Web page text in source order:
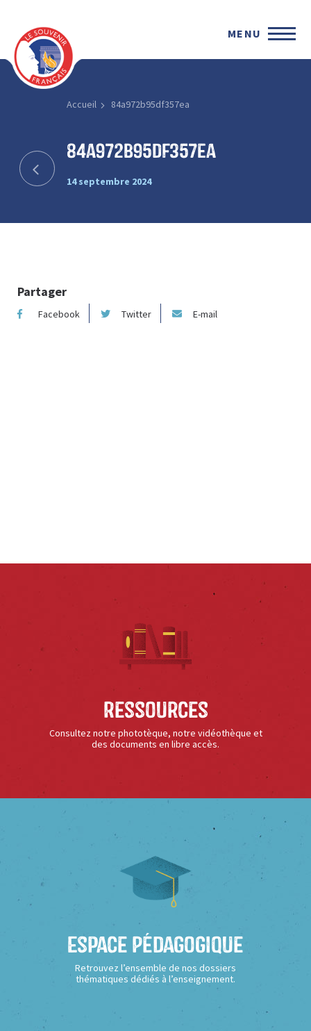
MENU
Accueil 84a972b95df357ea
84a972b95df357ea
14 septembre 2024
Partager
Facebook Twitter E-mail
Ressources
Consultez notre phototèque, notre vidéothèque et
des documents en libre accès.
Espace Pédagogique
Retrouvez l’ensemble de nos dossiers
thématiques dédiés à l’enseignement.